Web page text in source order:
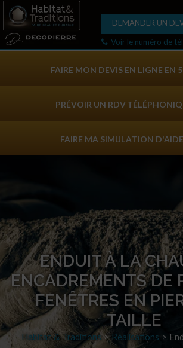
DEMANDER UN
Voir le numéro de
FAIRE MON DEVIS EN LIGNE EN
PRÉVOIR UN RDV
FAIRE MA SIMULATION
ENDUIT À LA
ENCADREMENTS DE
FENÊTRES EN
TAILLE
Habitat & Traditions> Réalisations >